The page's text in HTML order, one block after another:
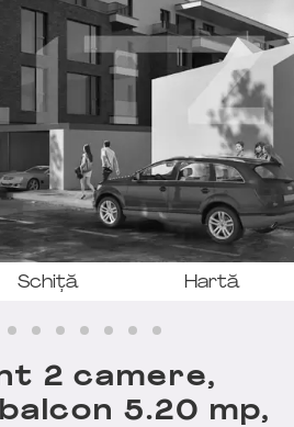
Schiță Hartă
2 camere,
5.20 mp,